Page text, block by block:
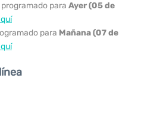
para Ayer (05 de
para Mañana (07 de